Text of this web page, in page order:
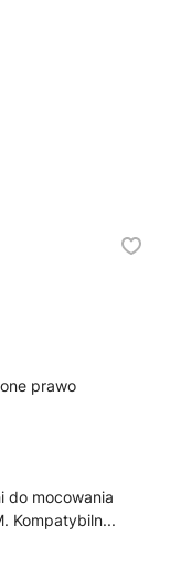
prawo
do mocowania
Kompatybiln...